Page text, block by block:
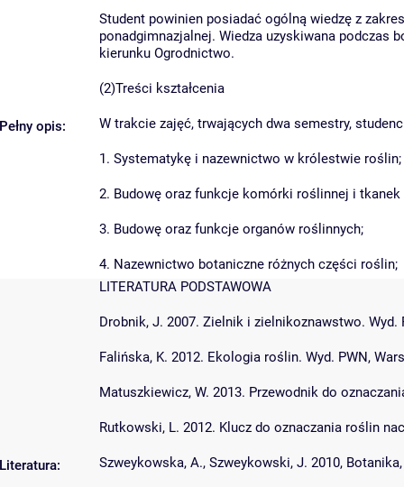
Pełny opis:
Student powinien posiadać ogólną wiedzę z
ponadgimnazjalnej. Wiedza uzyskiwana podczas
kierunku Ogrodnictwo.
(2)Treści kształcenia
W trakcie zajęć, trwających dwa semestry,
1. Systematykę i nazewnictwo w królestwie roślin;
2. Budowę oraz funkcje komórki roślinnej i tkanek
3. Budowę oraz funkcje organów roślinnych;
4. Nazewnictwo botaniczne różnych części roślin;
Literatura:
LITERATURA PODSTAWOWA
Drobnik, J. 2007. Zielnik i zielnikoznawstwo. Wyd.
Falińska, K. 2012. Ekologia roślin. Wyd. PWN,
Matuszkiewicz, W. 2013. Przewodnik do
Rutkowski, L. 2012. Klucz do oznaczania roślin
Szweykowska, A., Szweykowski, J. 2010, Botanika,